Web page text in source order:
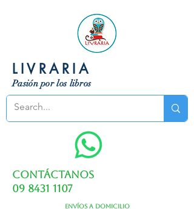
LIVRARIA
Pasión por los libros
Contáctanos
09 8431 1107
Envíos a domicilio